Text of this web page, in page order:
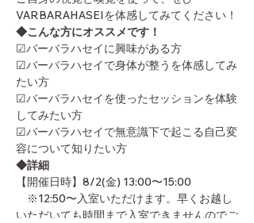
VARBARAHASEIを体感してみてください！
◆こんな方にオススメです！
☑︎バーバラハセイに興味がある方
☑︎バーバラハセイで身体が整うを体感してみ
たい方
☑︎バーバラハセイを使ったセッションを体験
してみたい方
☑︎バーバラハセイで無意識下で起こる自己変
容について知りたい方
◆詳細
【開催日時】8/2(金) 13:00〜15:00
※12:50〜入室いただけます。早くお越し
いただいても時間まで入室できませんのでご